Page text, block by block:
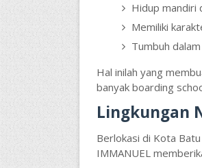
Hidup mandiri
Memiliki
Tumbuh
Hal inilah yang
banyak boarding
Lingkungan
Berlokasi di Kota
IMMANUEL